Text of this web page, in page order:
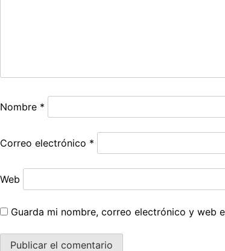
Nombre *
Correo electrónico *
Web
Guarda mi nombre, correo electrónico y web